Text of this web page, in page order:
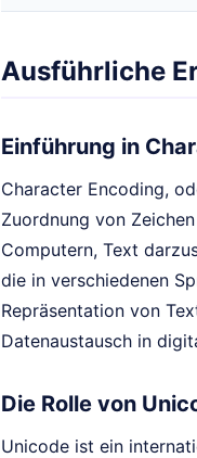
Ausführliche
Einführung in
Character Encoding,
Zuordnung von
Computern, Text
die in verschiedenen
Repräsentation von
Datenaustausch in
Die Rolle von
Unicode ist ein